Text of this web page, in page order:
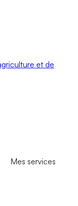
et de
Mes services